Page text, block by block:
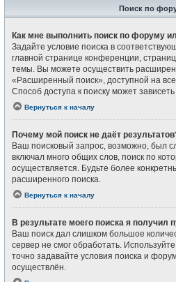
Поиск по
Как мне выполнить поиск по форуму
Задайте условие поиска в
главной странице конференции,
темы. Вы можете осуществить
«Расширенный поиск», доступной на
Способ доступа к поиску может
Вернуться к началу
Почему мой поиск не даёт
Ваш поисковый запрос, возможно, был
включал много общих слов, поиск по
осуществляется. Будьте более
расширенного поиска.
Вернуться к началу
В результате моего поиска я получил
Ваш поиск дал слишком большое
сервер не смог обработать.
точно задавайте условия поиска и
осуществлён.